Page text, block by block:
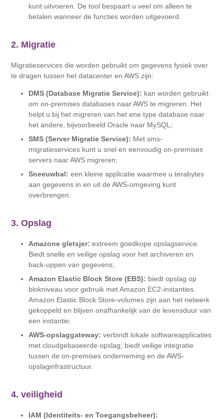
kunt uitvoeren. De tool bespaart u veel om alleen te
betalen wanneer de functies worden uitgevoerd.
2. Migratie
Migratieservices die worden gebruikt om gegevens fysiek over
te dragen tussen het datacenter en AWS zijn:
DMS (Database Migratie Service): kan worden gebruikt
om on-premises databases naar AWS te migreren. Het
helpt u bij het migreren van het ene type database naar
het andere, bijvoorbeeld Oracle naar MySQL;
SMS (Server Migratie Service): Met sms-
migratieservices kunt u snel en eenvoudig on-premises
servers naar AWS migreren;
Sneeuwbal: een kleine applicatie waarmee u terabytes
aan gegevens in en uit de AWS-omgeving kunt
overbrengen.
3. Opslag
Amazone gletsjer: extreem goedkope opslagservice.
Biedt snelle en veilige opslag voor het archiveren en
back-uppen van gegevens;
Amazon Elastic Block Store (EBS): biedt opslag op
blokniveau voor gebruik met Amazon EC2-instanties.
Amazon Elastic Block Store-volumes zijn aan het netwerk
gekoppeld en blijven onafhankelijk van de levensduur van
een instantie;
AWS-opslaggateway:verbindt lokale softwareapplicaties
met cloudgebaseerde opslag; biedt veilige integratie
tussen de on-premises onderneming en de AWS-
opslaginfrastructuur.
4. veiligheid
IAM (Identiteits- en Toegangsbeheer):